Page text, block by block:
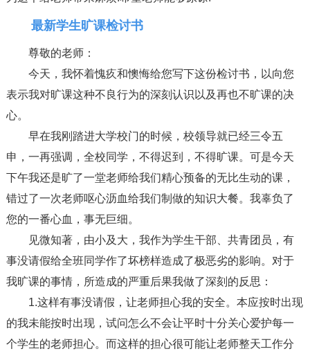
最新学生旷课检讨书
尊敬的老师：
今天，我怀着愧疚和懊悔给您写下这份检讨书，以向您
表示我对旷课这种不良行为的深刻认识以及再也不旷课的决
心。
早在我刚踏进大学校门的时候，校领导就已经三令五
申，一再强调，全校同学，不得迟到，不得旷课。可是今天
下午我还是旷了一堂老师给我们精心预备的无比生动的课，
错过了一次老师呕心沥血给我们制做的知识大餐。我辜负了
您的一番心血，事无巨细。
见微知著，由小及大，我作为学生干部、共青团员，有
事没请假给全班同学作了坏榜样造成了极恶劣的影响。对于
我旷课的事情，所造成的严重后果我做了深刻的反思：
1.这样有事没请假，让老师担心我的安全。本应按时出现
的我未能按时出现，试问怎么不会让平时十分关心爱护每一
个学生的老师担心。而这样的担心很可能让老师整天工作分